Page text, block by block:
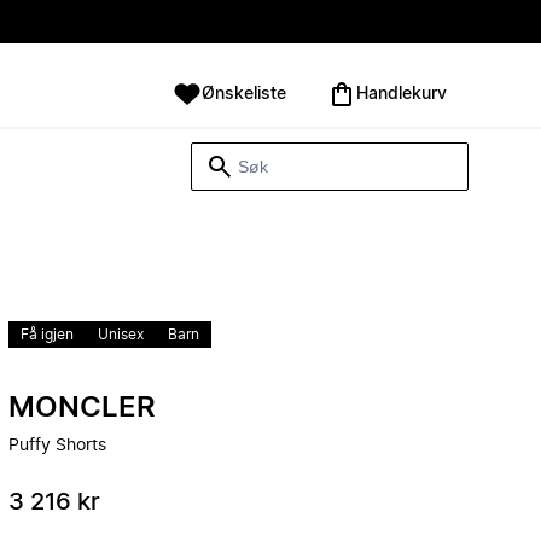
Ønskeliste Handlekurv
Få igjen Unisex Barn
MONCLER
Puffy Shorts
3 216 kr